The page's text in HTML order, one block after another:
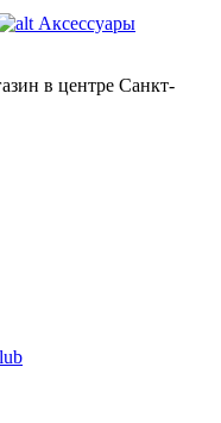
Аксессуары
в центре Санкт-